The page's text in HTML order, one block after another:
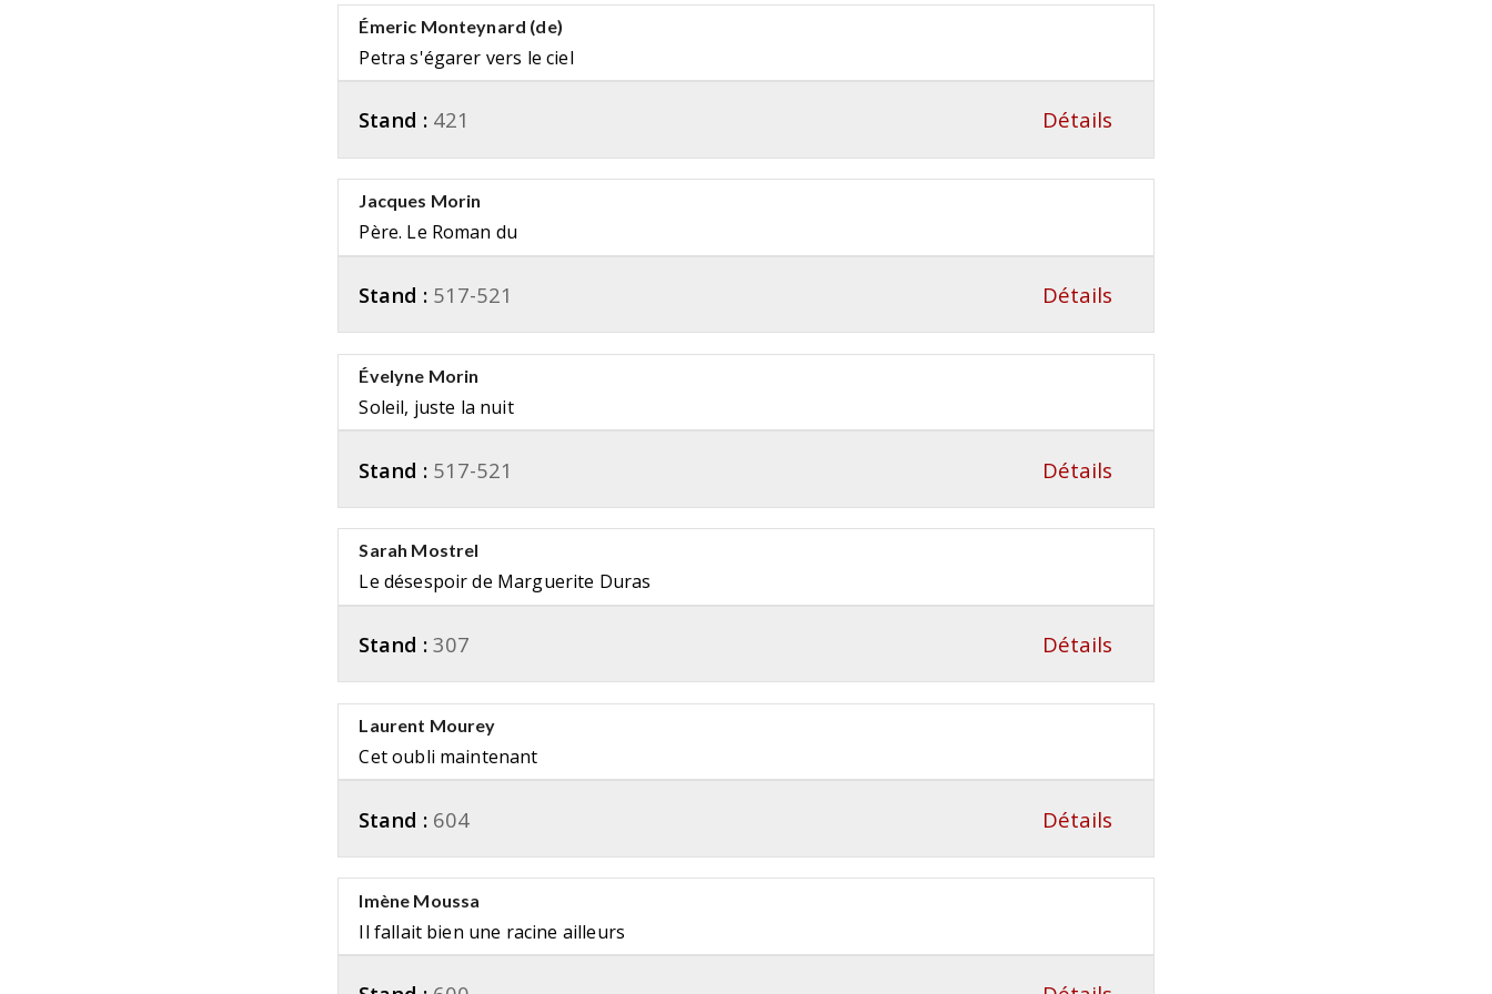
Émeric Monteynard (de)
Petra s'égarer vers le ciel
Stand : 421 Détails
Jacques Morin
Père. Le Roman du
Stand : 517-521 Détails
Évelyne Morin
Soleil, juste la nuit
Stand : 517-521 Détails
Sarah Mostrel
Le désespoir de Marguerite Duras
Stand : 307 Détails
Laurent Mourey
Cet oubli maintenant
Stand : 604 Détails
Imène Moussa
Il fallait bien une racine ailleurs